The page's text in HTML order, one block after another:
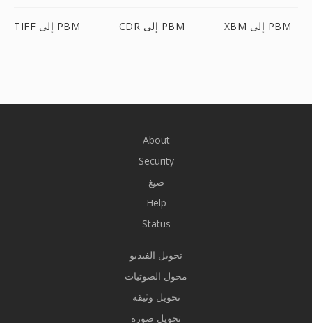
TIFF إلى PBM CDR إلى PBM XBM إلى PBM
About
Security
صيغ
Help
Status
تحويل الفيديو
محول الصوتيات
تحويل وثيقة
تحويل صورة